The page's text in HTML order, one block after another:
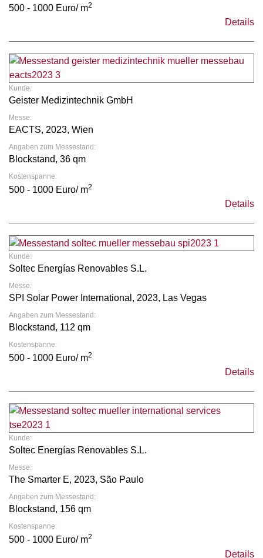
500 - 1000 Euro/ m2
Details
Kunde:
Geister Medizintechnik GmbH
Messe:
EACTS, 2023, Wien
Angaben zum Messestand:
Blockstand, 36 qm
Kostenspanne:
500 - 1000 Euro/ m2
Details
Kunde:
Soltec Energías Renovables S.L.
Messe:
SPI Solar Power International, 2023, Las Vegas
Angaben zum Messestand:
Blockstand, 112 qm
Kostenspanne:
500 - 1000 Euro/ m2
Details
Kunde:
Soltec Energías Renovables S.L.
Messe:
The Smarter E, 2023, São Paulo
Angaben zum Messestand:
Blockstand, 156 qm
Kostenspanne:
500 - 1000 Euro/ m2
Details